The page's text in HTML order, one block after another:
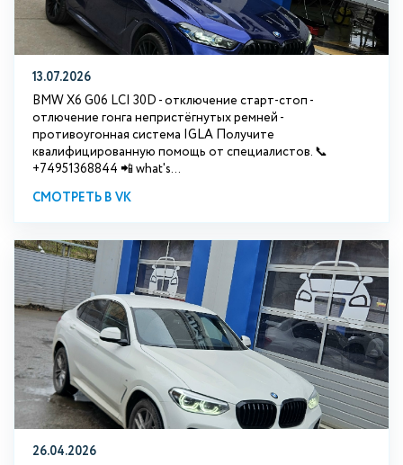
13.07.2026
BMW X6 G06 LCI 30D - отключение старт-стоп -
отлючение гонга непристёгнутых ремней -
противоугонная система IGLA Получите
квалифицированную помощь от специалистов. 📞
+74951368844 📲 what's...
СМОТРЕТЬ В VK
26.04.2026